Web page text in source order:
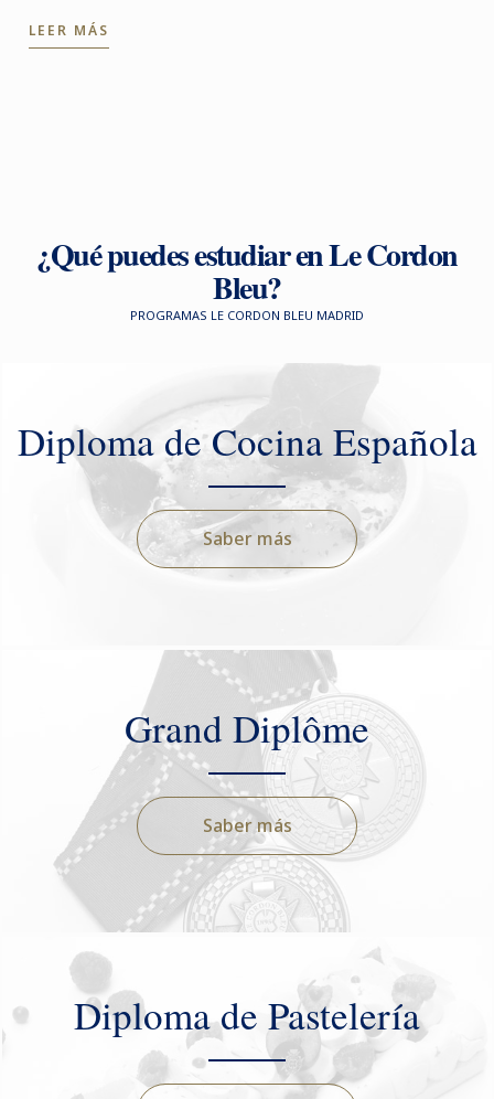
Monroebakes, y ...
LEER MÁS
¿Qué puedes estudiar en Le Cordon
Bleu?
PROGRAMAS LE CORDON BLEU MADRID
Diploma de Cocina Española
Saber más
Grand Diplôme
Saber más
Diploma de Pastelería